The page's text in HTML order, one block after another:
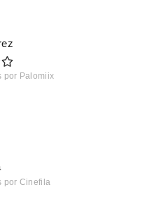
por Palomiix
por Cinefila